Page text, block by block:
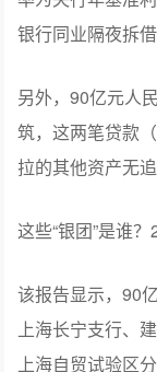
银行同业隔夜拆
另外，90亿元人
筑，这两笔贷款
拉的其他资产无追
这些“银团”是谁
该报告显示，90
上海长宁支行、
上海自贸试验区